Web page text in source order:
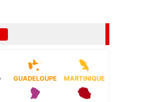
GUADELOUPE MARTINIQUE